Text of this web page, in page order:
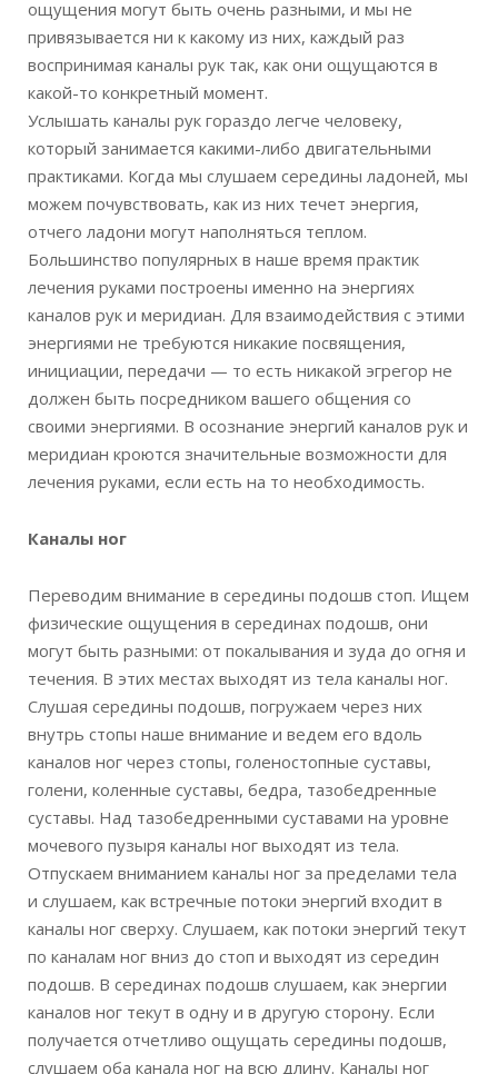
ощущения могут быть очень разными, и мы не
привязывается ни к какому из них, каждый раз
воспринимая каналы рук так, как они ощущаются в
какой-то конкретный момент.
Услышать каналы рук гораздо легче человеку,
который занимается какими-либо двигательными
практиками. Когда мы слушаем середины ладоней, мы
можем почувствовать, как из них течет энергия,
отчего ладони могут наполняться теплом.
Большинство популярных в наше время практик
лечения руками построены именно на энергиях
каналов рук и меридиан. Для взаимодействия с этими
энергиями не требуются никакие посвящения,
инициации, передачи — то есть никакой эгрегор не
должен быть посредником вашего общения со
своими энергиями. В осознание энергий каналов рук и
меридиан кроются значительные возможности для
лечения руками, если есть на то необходимость.
Каналы ног
Переводим внимание в середины подошв стоп. Ищем
физические ощущения в серединах подошв, они
могут быть разными: от покалывания и зуда до огня и
течения. В этих местах выходят из тела каналы ног.
Слушая середины подошв, погружаем через них
внутрь стопы наше внимание и ведем его вдоль
каналов ног через стопы, голеностопные суставы,
голени, коленные суставы, бедра, тазобедренные
суставы. Над тазобедренными суставами на уровне
мочевого пузыря каналы ног выходят из тела.
Отпускаем вниманием каналы ног за пределами тела
и слушаем, как встречные потоки энергий входит в
каналы ног сверху. Слушаем, как потоки энергий текут
по каналам ног вниз до стоп и выходят из середин
подошв. В серединах подошв слушаем, как энергии
каналов ног текут в одну и в другую сторону. Если
получается отчетливо ощущать середины подошв,
слушаем оба канала ног на всю длину. Каналы ног